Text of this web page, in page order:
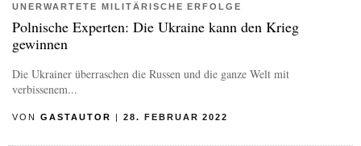
UNERWARTETE MILITÄRISCHE ERFOLGE
Polnische Experten: Die Ukraine kann den Krieg
gewinnen
Die Ukrainer überraschen die Russen und die ganze Welt mit
verbissenem...
VON GASTAUTOR | 28. FEBRUAR 2022